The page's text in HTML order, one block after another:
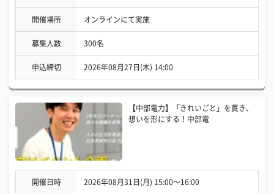
開催場所 オンラインにて実施
募集人数 300名
申込締切 2026年08月27日(木) 14:00
【中部電力】「きれいごと」を貫き、
想いを形にする！中部電
開催日時 2026年08月31日(月) 15:00〜16:00